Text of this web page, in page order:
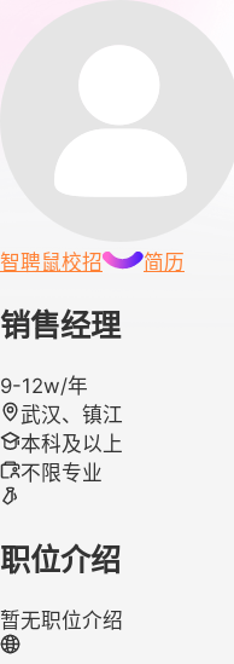
智聘鼠校招 简历
销售经理
9-12w/年
武汉、镇江
本科及以上
不限专业
职位介绍
暂无职位介绍